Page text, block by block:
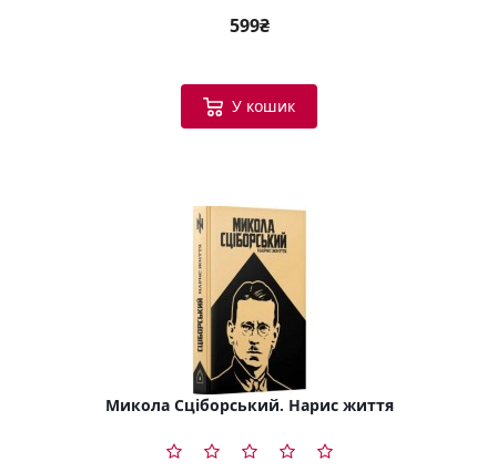
599₴
У кошик
Микола Сціборський. Нарис життя